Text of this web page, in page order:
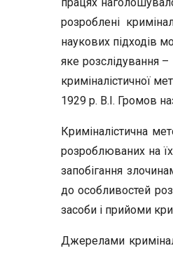
розроблені
наукових підходів
яке розслідування
криміналістичної
1929 р. В.І. Громов
Криміналістична
розроблюваних на їх
запобігання
до особливостей
засоби і прийоми
Джерелами